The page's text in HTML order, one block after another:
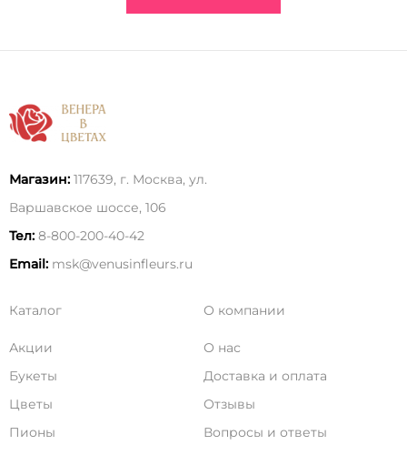
Магазин: 117639, г. Москва, ул.
Варшавское шоссе, 106
Тел: 8-800-200-40-42
Email: msk@venusinfleurs.ru
Каталог
Акции
Букеты
Цветы
Пионы
О компании
О нас
Доставка и оплата
Отзывы
Вопросы и ответы